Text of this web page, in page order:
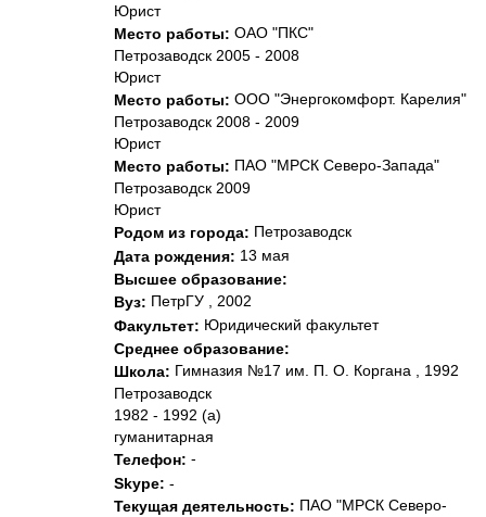
Юрист
Место работы: ОАО "ПКС"
Петрозаводск 2005 - 2008
Юрист
Место работы: ООО "Энергокомфорт. Карелия"
Петрозаводск 2008 - 2009
Юрист
Место работы: ПАО "МРСК Северо-Запада"
Петрозаводск 2009
Юрист
Родом из города: Петрозаводск
Дата рождения: 13 мая
Высшее образование:
Вуз: ПетрГУ , 2002
Факультет: Юридический факультет
Среднее образование:
Школа: Гимназия №17 им. П. О. Коргана , 1992
Петрозаводск
1982 - 1992 (а)
гуманитарная
Телефон: -
Skype: -
Текущая деятельность: ПАО "МРСК Северо-